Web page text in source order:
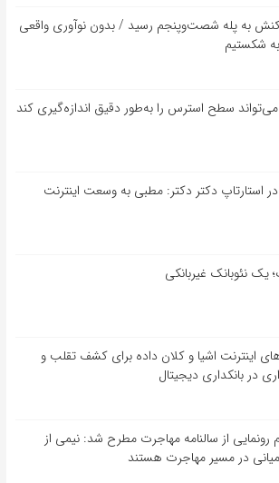
به پله شصت‌وپنجم رسید / بدون نوآوری واقعی
شکستیم
می‌تواند سطح استرس را به‌طور دقیق اندازه‌گیری کند
استارتاپ دکتر دکتر: مطبی به وسعت اینترنت
یک نئوبانک غیربانکی
اینترنت اشیا و کلان‏ داده برای کشف تقلب و
در بانکداری دیجیتال
رونمایی از سالنامه مهاجرت مطرح شد: نیمی از
در مسیر مهاجرت هستند